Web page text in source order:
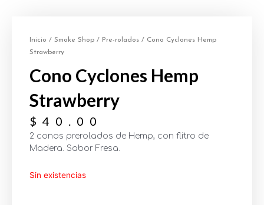
Inicio / Smoke Shop / Pre-rolados / Cono Cyclones Hemp
Strawberry
Cono Cyclones Hemp
Strawberry
$ 40.00
2 conos prerolados de Hemp, con flitro de
Madera. Sabor Fresa.
Sin existencias